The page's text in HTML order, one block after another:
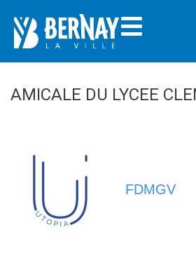
AMICALE DU LYCEE
FDMGV